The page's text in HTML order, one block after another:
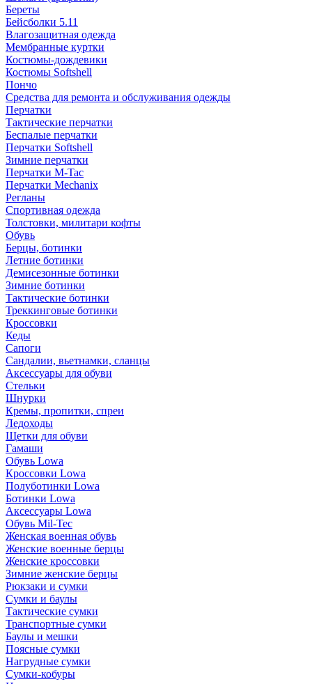
Береты
Бейсболки 5.11
Влагозащитная одежда
Мембранные куртки
Костюмы-дождевики
Костюмы Softshell
Пончо
Средства для ремонта и обслуживания одежды
Перчатки
Тактические перчатки
Беспалые перчатки
Перчатки Softshell
Зимние перчатки
Перчатки M-Tac
Перчатки Mechanix
Регланы
Спортивная одежда
Толстовки, милитари кофты
Обувь
Берцы, ботинки
Летние ботинки
Демисезонные ботинки
Зимние ботинки
Тактические ботинки
Треккинговые ботинки
Кроссовки
Кеды
Сапоги
Сандалии, вьетнамки, сланцы
Аксессуары для обуви
Стельки
Шнурки
Кремы, пропитки, спреи
Ледоходы
Щетки для обуви
Гамаши
Обувь Lowa
Кроссовки Lowa
Полуботинки Lowa
Ботинки Lowa
Аксессуары Lowa
Обувь Mil-Tec
Женская военная обувь
Женские военные берцы
Женские кроссовки
Зимние женские берцы
Рюкзаки и сумки
Сумки и баулы
Тактические сумки
Транспортные сумки
Баулы и мешки
Поясные сумки
Нагрудные сумки
Сумки-кобуры